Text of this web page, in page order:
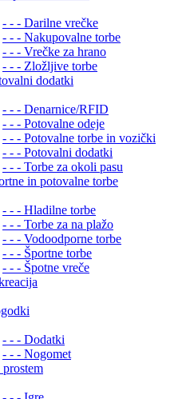
- - - Darilne vrečke
- - - Nakupovalne torbe
- - - Vrečke za hrano
- - - Zložljive torbe
dodatki
- - - Denarnice/RFID
- - - Potovalne odeje
- - - Potovalne torbe in vozički
- - - Potovalni dodatki
- - - Torbe za okoli pasu
in potovalne torbe
- - - Hladilne torbe
- - - Torbe za na plažo
- - - Vodoodporne torbe
- - - Športne torbe
- - - Špotne vreče
- - - Dodatki
- - - Nogomet